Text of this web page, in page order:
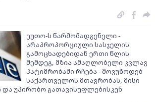
ეუთო-ს წარმომადგენელი -
არაპროპორციული სასჯელის
გამოცხადებიდან ერთი წლის
შემდეგ, მზია ამაღლობელი კვლავ
პატიმრობაში რჩება - მოვუწოდებ
საქართველოს მთავრობას, მისი
უპირობო გათავისუფლებისკენ